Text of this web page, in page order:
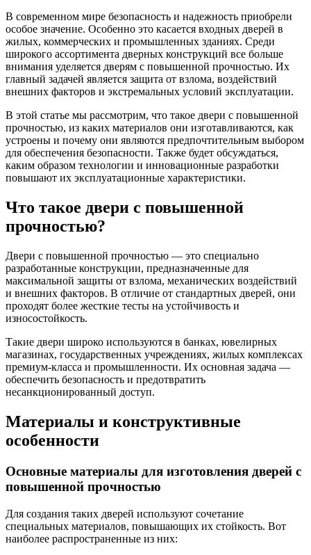
В современном мире безопасность и надежность приобрели
особое значение. Особенно это касается входных дверей в
жилых, коммерческих и промышленных зданиях. Среди
широкого ассортимента дверных конструкций все больше
внимания уделяется дверям с повышенной прочностью. Их
главный задачей является защита от взлома, воздействий
внешних факторов и экстремальных условий эксплуатации.
В этой статье мы рассмотрим, что такое двери с повышенной
прочностью, из каких материалов они изготавливаются, как
устроены и почему они являются предпочтительным выбором
для обеспечения безопасности. Также будет обсуждаться,
каким образом технологии и инновационные разработки
повышают их эксплуатационные характеристики.
Что такое двери с повышенной
прочностью?
Двери с повышенной прочностью — это специально
разработанные конструкции, предназначенные для
максимальной защиты от взлома, механических воздействий
и внешних факторов. В отличие от стандартных дверей, они
проходят более жесткие тесты на устойчивость и
износостойкость.
Такие двери широко используются в банках, ювелирных
магазинах, государственных учреждениях, жилых комплексах
премиум-класса и промышленности. Их основная задача —
обеспечить безопасность и предотвратить
несанкционированный доступ.
Материалы и конструктивные
особенности
Основные материалы для изготовления дверей с
повышенной прочностью
Для создания таких дверей используют сочетание
специальных материалов, повышающих их стойкость. Вот
наиболее распространенные из них: